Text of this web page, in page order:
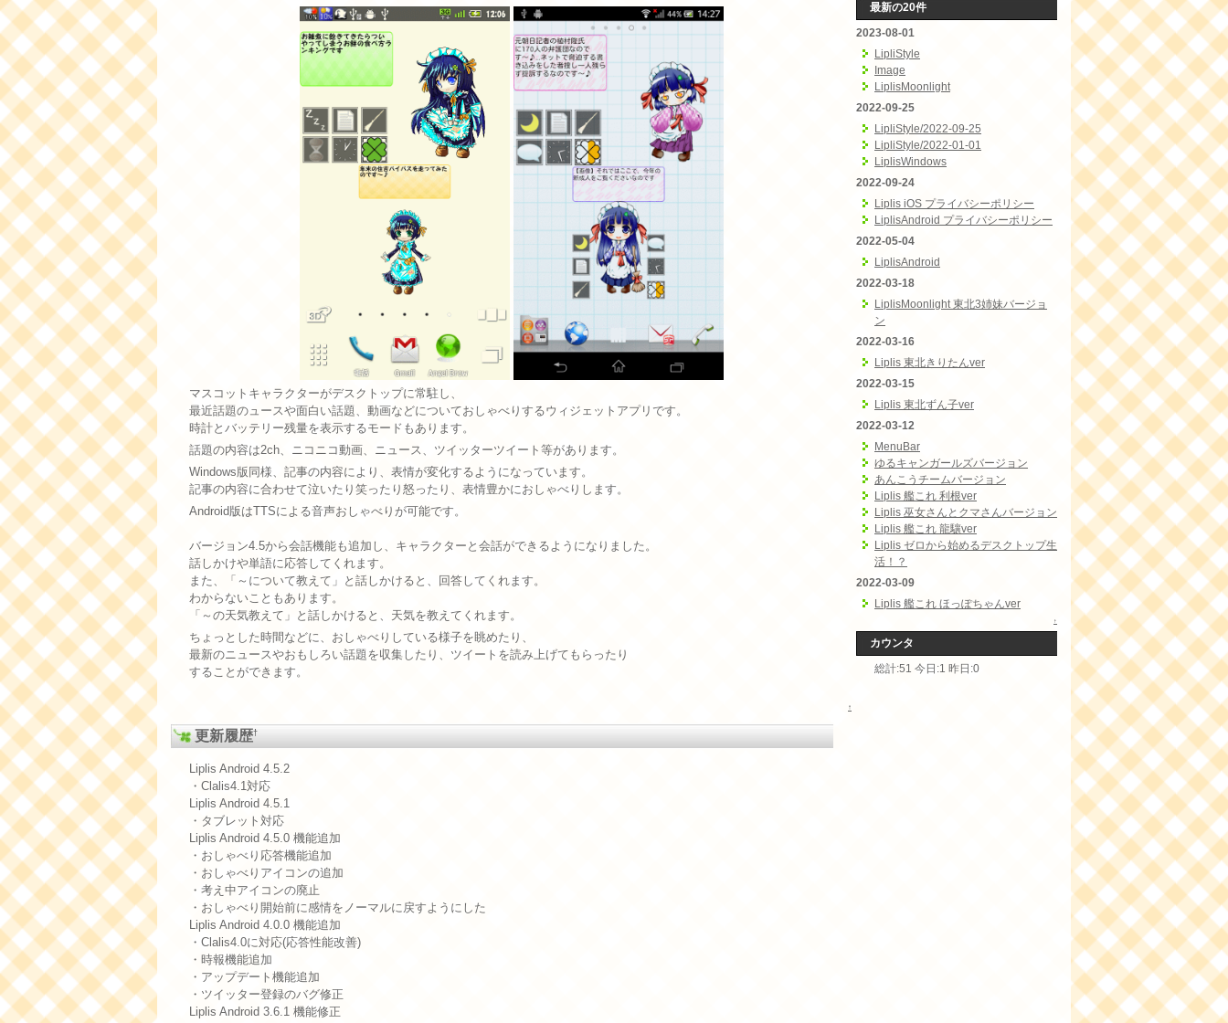
マスコットキャラクターがデスクトップに常駐し、
最近話題のュースや面白い話題、動画などについておしゃべりするウィジェットアプリです。
時計とバッテリー残量を表示するモードもあります。
話題の内容は2ch、ニコニコ動画、ニュース、ツイッターツイート等があります。
Windows版同様、記事の内容により、表情が変化するようになっています。
記事の内容に合わせて泣いたり笑ったり怒ったり、表情豊かにおしゃべりします。
Android版はTTSによる音声おしゃべりが可能です。
バージョン4.5から会話機能も追加し、キャラクターと会話ができるようになりました。
話しかけや単語に応答してくれます。
また、「～について教えて」と話しかけると、回答してくれます。
わからないこともあります。
「～の天気教えて」と話しかけると、天気を教えてくれます。
ちょっとした時間などに、おしゃべりしている様子を眺めたり、
最新のニュースやおもしろい話題を収集したり、ツイートを読み上げてもらったり
することができます。
↑
更新履歴†
Liplis Android 4.5.2
・Clalis4.1対応
Liplis Android 4.5.1
・タブレット対応
Liplis Android 4.5.0 機能追加
・おしゃべり応答機能追加
・おしゃべりアイコンの追加
・考え中アイコンの廃止
・おしゃべり開始前に感情をノーマルに戻すようにした
Liplis Android 4.0.0 機能追加
・Clalis4.0に対応(応答性能改善)
・時報機能追加
・アップデート機能追加
・ツイッター登録のバグ修正
Liplis Android 3.6.1 機能修正
最新の20件
2023-08-01
LipliStyle
Image
LiplisMoonlight
2022-09-25
LipliStyle/2022-09-25
LipliStyle/2022-01-01
LiplisWindows
2022-09-24
Liplis iOS プライバシーポリシー
LiplisAndroid プライバシーポリシー
2022-05-04
LiplisAndroid
2022-03-18
LiplisMoonlight 東北3姉妹バージョ
ン
2022-03-16
Liplis 東北きりたんver
2022-03-15
Liplis 東北ずん子ver
2022-03-12
MenuBar
ゆるキャンガールズバージョン
あんこうチームバージョン
Liplis 艦これ 利根ver
Liplis 巫女さんとクマさんバージョン
Liplis 艦これ 龍驤ver
Liplis ゼロから始めるデスクトップ生
活！？
2022-03-09
Liplis 艦これ ほっぽちゃんver
↑
カウンタ
総計:51 今日:1 昨日:0